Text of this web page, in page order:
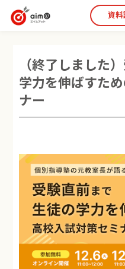
資
（終了しました
学力を伸ばすた
ナー